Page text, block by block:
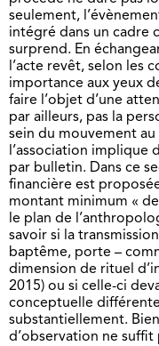
seulement,
intégré dans un cadre
surprend. En
l’acte revêt, selon les
importance aux yeux
faire l’objet d’une
par ailleurs, pas la
sein du mouvement
l’association implique
par bulletin. Dans ce
financière est
montant minimum «
le plan de
savoir si la
baptême, porte –
dimension de rituel
2015) ou si celle-ci
conceptuelle différente
substantiellement.
d’observation ne